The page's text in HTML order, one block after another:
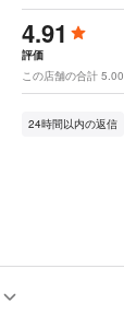
4.91
評価
この店舗の合計 5.00
24時間以内の返信